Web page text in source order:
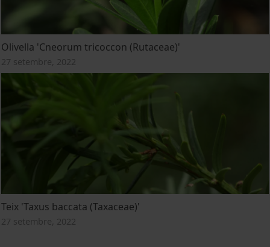
Olivella 'Cneorum tricoccon (Rutaceae)'
27 setembre, 2022
Teix 'Taxus baccata (Taxaceae)'
27 setembre, 2022